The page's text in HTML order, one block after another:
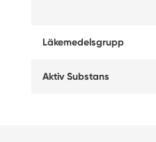
Läkemedelsgrupp
Aktiv Substans